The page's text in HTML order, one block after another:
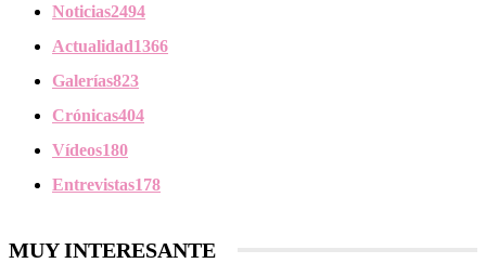
Noticias2494
Actualidad1366
Galerías823
Crónicas404
Vídeos180
Entrevistas178
MUY INTERESANTE